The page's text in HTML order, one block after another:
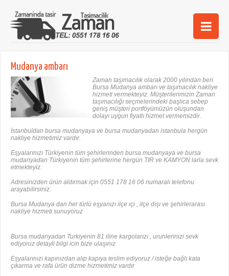
Ana Sayfa
Şehirler
Hizmetlerimiz
Kurumsal
Mudanya ambarı
Zaman taşımacılık olarak 2000 yılından beri
Bursa Mudanya ambarı ve taşımacılık nakliye
hizmeti vermekteyiz. Müşterilerimizin Zaman
taşımacılığı seçmelerindeki başlıca sebep
geniş müşteri portföyümüzün oluşundan
dolayı uygun fiyatlı hizmet vermemizdir.
İstanbuldan bursa mudanyaya ve bursa mudanyadan istanbula hergün
nakliye hizmetimiz vardır.
Eşyalarınızı Türkiyenin tüm şehirlerinden bursa mudanyaya ve bursa
mudanyadan Türkiyenin tüm şehirlerine hergün TIR ve KAMYON larla sevk
etmekteyiz.
Adresinizden ürün aldırmak için 0551 178 16 06 numaralı telefonu
arayabilirsiniz.
Bursa Mudanya dan her türlü eşyanızı ilçe içi , ilçe dışı ve şehirlerarası
nakliye hizmeti sunuyoruz
Bursa mudanyadan Turkiyenin 81 iline kargolarızı , urunlerinizi sevk
ediyoruz detayli bilgi icin bize ulaşınız
Eşyalarınızı kapınızdan alıp kapıya teslim ediyoruz / isteğe bağlı kata
çıkarma ve rafa ürün dizme hizmetimiz vardır